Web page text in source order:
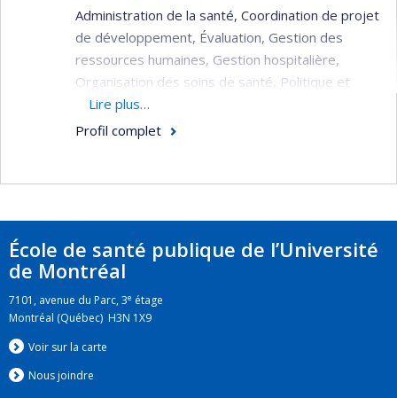
Administration de la santé, Coordination de projet
de développement, Évaluation, Gestion des
ressources humaines, Gestion hospitalière,
Organisation des soins de santé, Politique et
planification de la santé, Réhabilitation du
système de santé (post crise), Soins de santé
Lire plus…
Profil complet
École de santé publique de l’Université
de Montréal
7101, avenue du Parc, 3e étage
Montréal (Québec) H3N 1X9
Voir sur la carte
Nous joindre